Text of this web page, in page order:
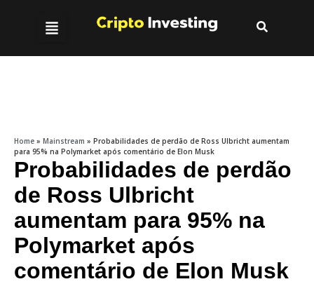
Home » Mainstream » Probabilidades de perdão de Ross Ulbricht aumentam
para 95% na Polymarket após comentário de Elon Musk
Probabilidades de perdão
de Ross Ulbricht
aumentam para 95% na
Polymarket após
comentário de Elon Musk